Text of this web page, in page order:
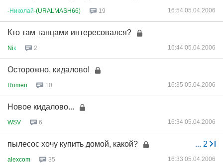
-Николай-(URALMASH66) 19 16:54 05.04.2006
Кто там танцами интересовался?
Niк 2 16:44 05.04.2006
Осторожно, кидалово!
Romen 10 16:35 05.04.2006
Новое кидалово...
WSV 6 16:34 05.04.2006
... 2
пылесос хочу купить домой, какой?
alexcom 35 16:33 05.04.2006